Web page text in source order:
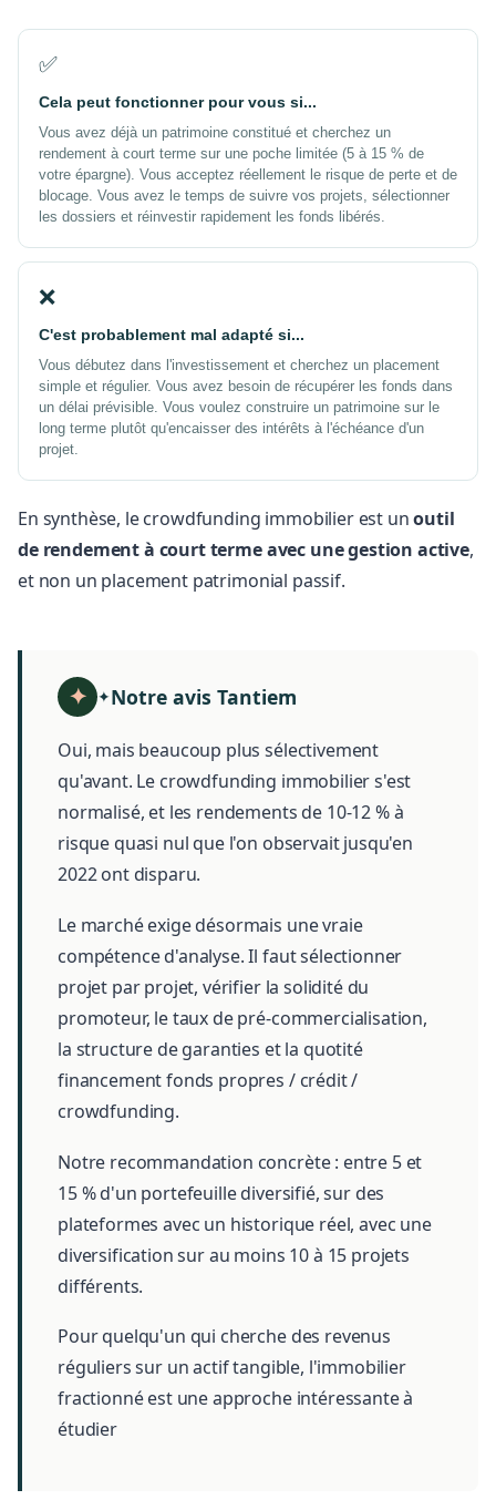
✅
Cela peut fonctionner pour vous si...
Vous avez déjà un patrimoine constitué et cherchez un
rendement à court terme sur une poche limitée (5 à 15 % de
votre épargne). Vous acceptez réellement le risque de perte et de
blocage. Vous avez le temps de suivre vos projets, sélectionner
les dossiers et réinvestir rapidement les fonds libérés.
❌
C'est probablement mal adapté si...
Vous débutez dans l'investissement et cherchez un placement
simple et régulier. Vous avez besoin de récupérer les fonds dans
un délai prévisible. Vous voulez construire un patrimoine sur le
long terme plutôt qu'encaisser des intérêts à l'échéance d'un
projet.
En synthèse, le crowdfunding immobilier est unoutil
de rendement à court terme avec une gestion active,
et non un placement patrimonial passif.
✦Notre avis Tantiem
Oui, mais beaucoup plus sélectivement
qu'avant. Le crowdfunding immobilier s'est
normalisé, et les rendements de 10-12 % à
risque quasi nul que l'on observait jusqu'en
2022 ont disparu.
Le marché exige désormais une vraie
compétence d'analyse. Il faut sélectionner
projet par projet, vérifier la solidité du
promoteur, le taux de pré-commercialisation,
la structure de garanties et la quotité
financement fonds propres / crédit /
crowdfunding.
Notre recommandation concrète : entre 5 et
15 % d'un portefeuille diversifié, sur des
plateformes avec un historique réel, avec une
diversification sur au moins 10 à 15 projets
différents.
Pour quelqu'un qui cherche des revenus
réguliers sur un actif tangible, l'immobilier
fractionné est une approche intéressante à
étudier